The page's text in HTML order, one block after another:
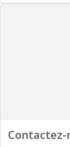
Contactez-